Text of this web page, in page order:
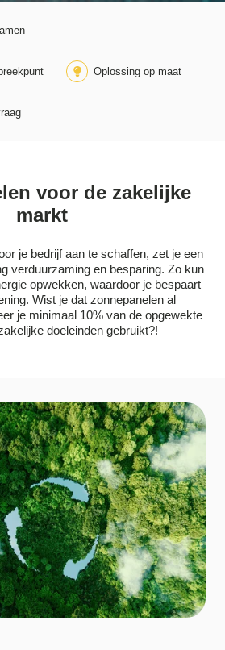
Oplossing op maat
voor de zakelijke
markt
je bedrijf aan te schaffen, zet je een
verduurzaming en besparing. Zo kun
opwekken, waardoor je bespaart
Wist je dat zonnepanelen al
je minimaal 10% van de opgewekte
doeleinden gebruikt?!